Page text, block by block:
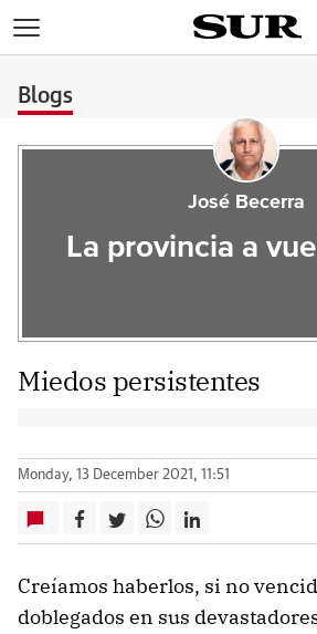
Blogs
José Becerra
La provincia a
Miedos persistentes
Monday, 13 December 2021, 11:51
Creíamos haberlos, si no
doblegados en sus